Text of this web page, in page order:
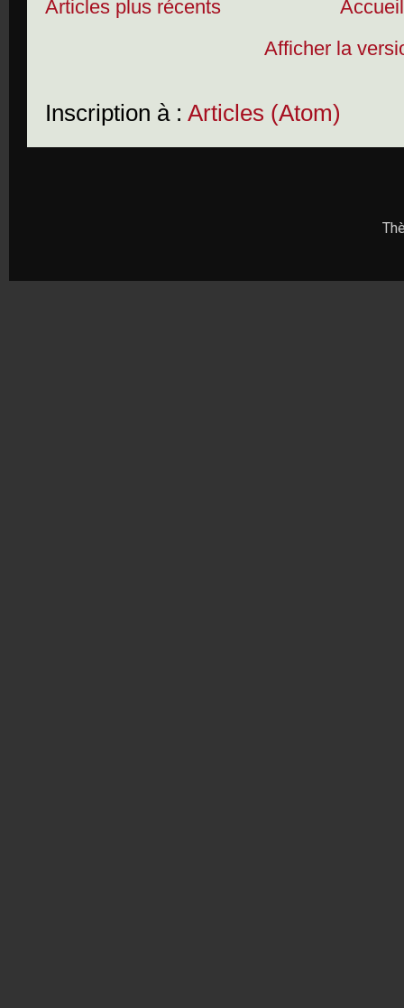
Articles plus récents
Accueil
Afficher la
Inscription à : Articles (Atom)